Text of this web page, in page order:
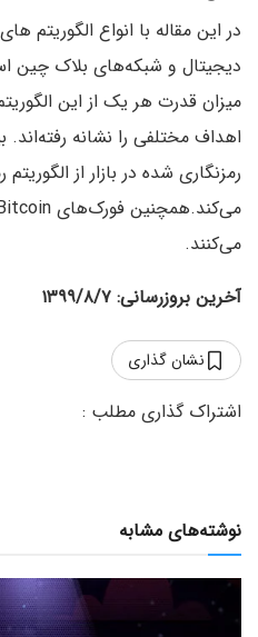
در این مقاله با انواع الگوریتم
دیجیتال و شبکه‌های بلاک چین
میزان قدرت هر یک از این
اهداف مختلفی را نشانه رفته‌اند.
می‌کنند.
آخرین بروزرسانی: ۱۳۹۹/۸/۷
نشان گذاری
نوشته‌های مشابه